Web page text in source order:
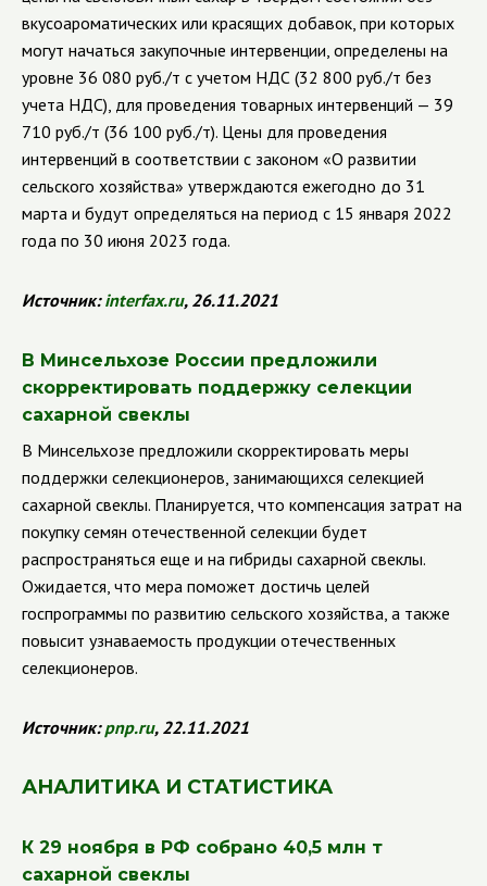
вкусоароматических или красящих добавок, при которых
могут начаться закупочные интервенции, определены на
уровне 36 080 руб./т с учетом НДС (32 800 руб./т без
учета НДС), для проведения товарных интервенций — 39
710 руб./т (36 100 руб./т). Цены для проведения
интервенций в соответствии с законом «О развитии
сельского хозяйства» утверждаются ежегодно до 31
марта и будут определяться на период с 15 января 2022
года по 30 июня 2023 года.
Источник:interfax.ru, 26.11.2021
В Минсельхозе России предложили
скорректировать поддержку селекции
сахарной свеклы
В Минсельхозе предложили скорректировать меры
поддержки селекционеров, занимающихся селекцией
сахарной свеклы. Планируется, что компенсация затрат на
покупку семян отечественной селекции будет
распространяться еще и на гибриды сахарной свеклы.
Ожидается, что мера поможет достичь целей
госпрограммы по развитию сельского хозяйства, а также
повысит узнаваемость продукции отечественных
селекционеров.
Источник:pnp.ru, 22.11.2021
АНАЛИТИКА И СТАТИСТИКА
К 29 ноября в РФ собрано 40,5 млн т
сахарной свеклы